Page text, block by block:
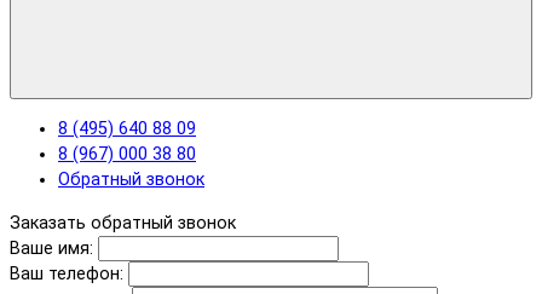
8 (495) 640 88 09
8 (967) 000 38 80
Обратный звонок
Заказать обратный звонок
Ваше имя:
Ваш телефон: